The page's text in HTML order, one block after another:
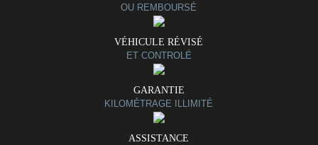
OU REMBOURSÉ
VÉHICULE RÉVISÉ
ET CONTROLÉ
GARANTIE
KILOMÉTRAGE ILLIMITÉ
ASSISTANCE